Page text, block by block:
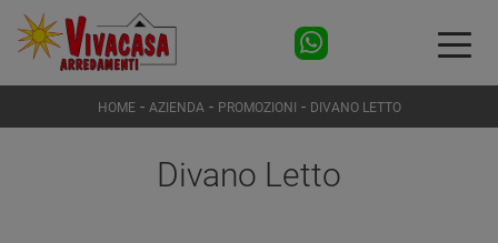
HOME- AZIENDA- PROMOZIONI - DIVANO LETTO
Divano Letto